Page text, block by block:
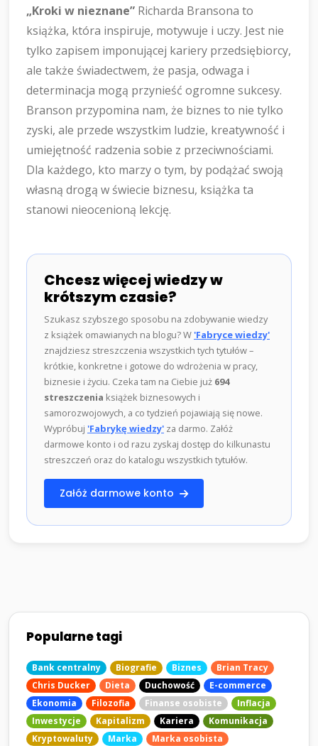
„Kroki w nieznane” Richarda Bransona to
książka, która inspiruje, motywuje i uczy. Jest nie
tylko zapisem imponującej kariery przedsiębiorcy,
ale także świadectwem, że pasja, odwaga i
determinacja mogą przynieść ogromne sukcesy.
Branson przypomina nam, że biznes to nie tylko
zyski, ale przede wszystkim ludzie, kreatywność i
umiejętność radzenia sobie z przeciwnościami.
Dla każdego, kto marzy o tym, by podążać swoją
własną drogą w świecie biznesu, książka ta
stanowi nieocenioną lekcję.
Chcesz więcej wiedzy w
krótszym czasie?
Szukasz szybszego sposobu na zdobywanie wiedzy
z książek omawianych na blogu? W'Fabryce wiedzy'
znajdziesz streszczenia wszystkich tych tytułów –
krótkie, konkretne i gotowe do wdrożenia w pracy,
biznesie i życiu. Czeka tam na Ciebie już 694
streszczenia książek biznesowych i
samorozwojowych, a co tydzień pojawiają się nowe.
Wypróbuj 'Fabrykę wiedzy' za darmo. Załóż
darmowe konto i od razu zyskaj dostęp do kilkunastu
streszczeń oraz do katalogu wszystkich tytułów.
Załóż darmowe konto
Popularne tagi
Bank centralny Biografie Biznes
Brian Tracy
Chris Ducker
Dieta Duchowość
E-commerce
Ekonomia
Filozofia Finanse osobiste
Inflacja
Inwestycje
Kapitalizm Kariera
Komunikacja
Kryptowaluty
Marka
Marka osobista